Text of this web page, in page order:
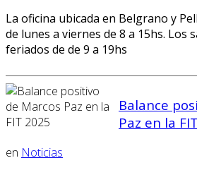
La oficina ubicada en Belgrano y
de lunes a viernes de 8 a 15hs. Los
feriados de de 9 a 19hs
Balance
Paz en la
en Noticias